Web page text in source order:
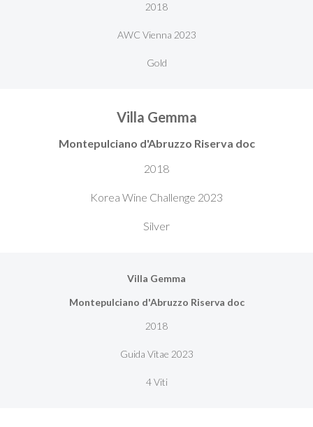
2018
AWC Vienna 2023
Gold
Villa Gemma
Montepulciano d'Abruzzo Riserva doc
2018
Korea Wine Challenge 2023
Silver
Villa Gemma
Montepulciano d'Abruzzo Riserva doc
2018
Guida Vitae 2023
4 Viti